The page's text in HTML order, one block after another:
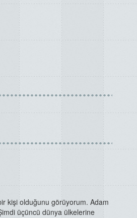
kişi olduğunu görüyorum. Adam
üçüncü dünya ülkelerine